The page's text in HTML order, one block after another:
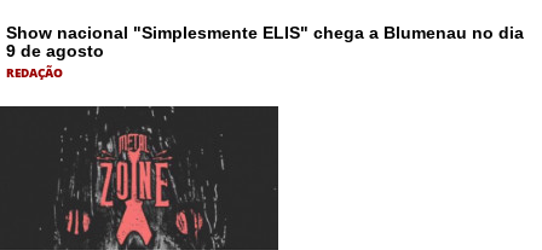
Show nacional "Simplesmente ELIS" chega a Blumenau no dia
9 de agosto
REDAÇÃO